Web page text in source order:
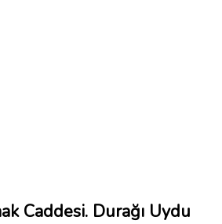
Caddesi. Durağı Uydu